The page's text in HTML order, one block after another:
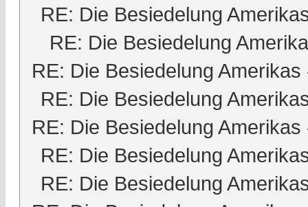
RE: Die Besiedelung
RE: Die Besiedelung
RE: Die Besiedelung Amerikas
RE: Die Besiedelung
RE: Die Besiedelung Amerikas
RE: Die Besiedelung
RE: Die Besiedelung